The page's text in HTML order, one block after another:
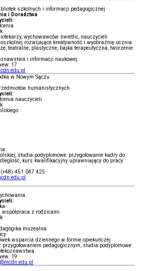
szkolnych i informacji pedagogicznej
i Doradztwa
wychowawców świetlic, nauczycieli
rozwijające kreatywność i wyobraźnię ucznia
teatralne, plastyczne, bajka terapeutyczna, tworzenie
i informacji naukowej
17
w Nowym Sączu
humanistycznych
nauczycieli
studia podyplomowe: przygotowanie kadry do
kurs kwalifikacyjny uprawniający do pracy
451 047 425
z rodzicami
muzealna
wsparcia dziennego w formie opiekuńczej
pedagogicznym, studia podyplomowe:
19